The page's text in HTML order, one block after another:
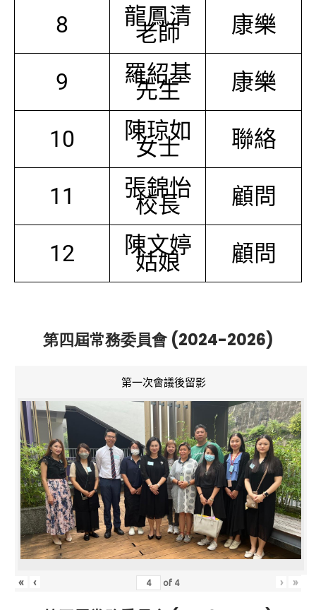
8 龍鳳清
老師 康樂
9 羅紹基
先生 康樂
10 陳琼如
女士 聯絡
11 張錦怡
校長 顧問
12 陳文婷
姑娘 顧問
第四屆常務委員會 (2024-2026)
第一次會議後留影
« ‹ of 4 › »